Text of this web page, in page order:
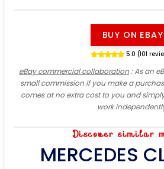
BUY ON EBAY
5.0 (101
eBay commercial collaboration: As an
small commission if you make a
comes at no extra cost to you and
work
Discover similar
MERCEDES